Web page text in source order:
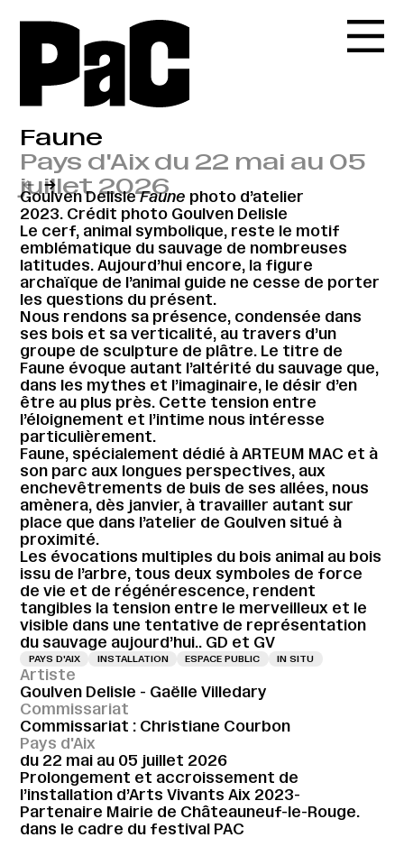
Faune
Pays d'Aix du 22 mai au 05
juillet 2026
← →
Goulven DelisleFaune photo d’atelier
2023. Crédit photo Goulven Delisle
Le cerf, animal symbolique, reste le motif
emblématique du sauvage de nombreuses
latitudes. Aujourd’hui encore, la figure
archaïque de l’animal guide ne cesse de porter
les questions du présent.
Nous rendons sa présence, condensée dans
ses bois et sa verticalité, au travers d’un
groupe de sculpture de plâtre. Le titre de
Faune évoque autant l’altérité du sauvage que,
dans les mythes et l’imaginaire, le désir d’en
être au plus près. Cette tension entre
l’éloignement et l’intime nous intéresse
particulièrement.
Faune, spécialement dédié à ARTEUM MAC et à
son parc aux longues perspectives, aux
enchevêtrements de buis de ses allées, nous
amènera, dès janvier, à travailler autant sur
place que dans l’atelier de Goulven situé à
proximité.
Les évocations multiples du bois animal au bois
issu de l’arbre, tous deux symboles de force
de vie et de régénérescence, rendent
tangibles la tension entre le merveilleux et le
visible dans une tentative de représentation
du sauvage aujourd’hui.. GD et GV
PAYS D'AIX INSTALLATION ESPACE PUBLIC IN SITU
Artiste
Goulven Delisle - Gaëlle Villedary
Commissariat
Commissariat : Christiane Courbon
Pays d'Aix
du 22 mai au 05 juillet 2026
Prolongement et accroissement de
l’installation d’Arts Vivants Aix 2023-
Partenaire Mairie de Châteauneuf-le-Rouge.
dans le cadre du festival PAC